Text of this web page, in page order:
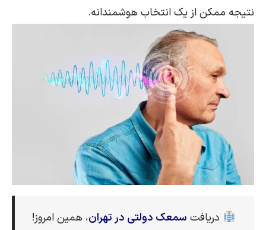
نتیجه ممکن از یک انتخاب هوشمندانه.
دریافت سمعک دولتی در تهران، همین امروز!